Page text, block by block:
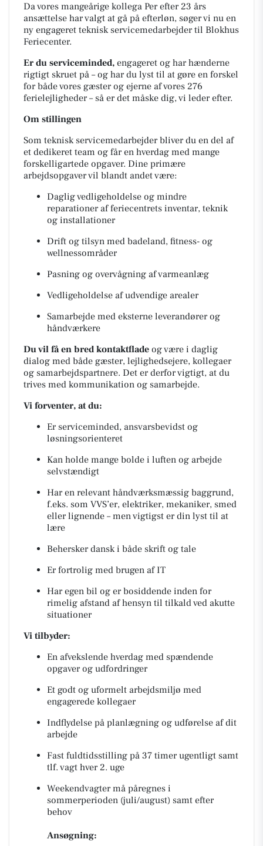
Da vores mangeårige kollega Per efter 23 års
ansættelse har valgt at gå på efterløn, søger vi nu en
ny engageret teknisk servicemedarbejder til Blokhus
Feriecenter.
Er du serviceminded, engageret og har hænderne
rigtigt skruet på – og har du lyst til at gøre en forskel
for både vores gæster og ejerne af vores 276
ferielejligheder – så er det måske dig, vi leder efter.
Om stillingen
Som teknisk servicemedarbejder bliver du en del af
et dedikeret team og får en hverdag med mange
forskelligartede opgaver. Dine primære
arbejdsopgaver vil blandt andet være:
Daglig vedligeholdelse og mindre
reparationer af feriecentrets inventar, teknik
og installationer
Drift og tilsyn med badeland, fitness- og
wellnessområder
Pasning og overvågning af varmeanlæg
Vedligeholdelse af udvendige arealer
Samarbejde med eksterne leverandører og
håndværkere
Du vil få en bred kontaktflade og være i daglig
dialog med både gæster, lejlighedsejere, kollegaer
og samarbejdspartnere. Det er derfor vigtigt, at du
trives med kommunikation og samarbejde.
Vi forventer, at du:
Er serviceminded, ansvarsbevidst og
løsningsorienteret
Kan holde mange bolde i luften og arbejde
selvstændigt
Har en relevant håndværksmæssig baggrund,
f.eks. som VVS’er, elektriker, mekaniker, smed
eller lignende – men vigtigst er din lyst til at
lære
Behersker dansk i både skrift og tale
Er fortrolig med brugen af IT
Har egen bil og er bosiddende inden for
rimelig afstand af hensyn til tilkald ved akutte
situationer
Vi tilbyder:
En afvekslende hverdag med spændende
opgaver og udfordringer
Et godt og uformelt arbejdsmiljø med
engagerede kollegaer
Indflydelse på planlægning og udførelse af dit
arbejde
Fast fuldtidsstilling på 37 timer ugentligt samt
tlf. vagt hver 2. uge
Weekendvagter må påregnes i
sommerperioden (juli/august) samt efter
behov
Ansøgning: